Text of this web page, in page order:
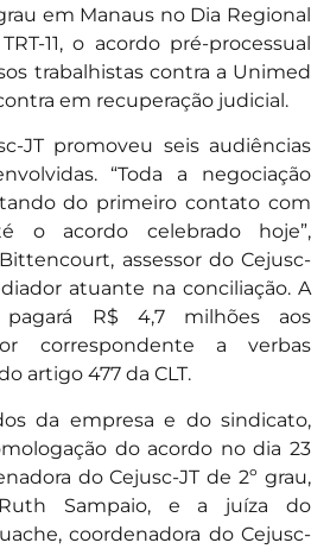
em Manaus no Dia Regional
11, o acordo pré-processual
trabalhistas contra a Unimed
em recuperação judicial.
JT promoveu seis audiências
“Toda a negociação
do primeiro contato com
o acordo celebrado hoje”,
assessor do Cejusc-
atuante na conciliação. A
pagará R$ 4,7 milhões aos
correspondente a verbas
artigo 477 da CLT.
da empresa e do sindicato,
do acordo no dia 23
do Cejusc-JT de 2º grau,
Ruth Sampaio, e a juíza do
coordenadora do Cejusc-